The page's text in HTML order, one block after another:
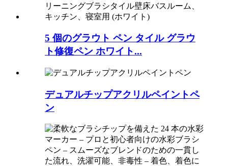
5 個のグラウト ペン タイル グラウ
ト修復ペン ホワイト...
デュアルチップアクリルペイントペ
ン